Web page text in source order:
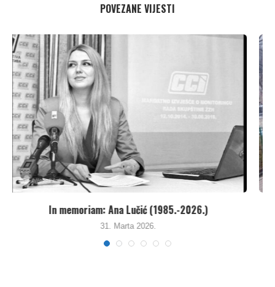
POVEZANE VIJESTI
Besana noć za Kakanjce – Kritike za Agenciju...
26. Januara 2026.